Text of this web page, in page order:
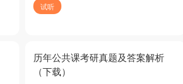
试听
历年公共课考研真题及答案解析
（下载）